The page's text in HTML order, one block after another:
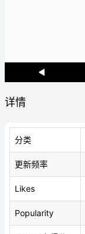
详情
分类
更新频率
Likes
Popularity